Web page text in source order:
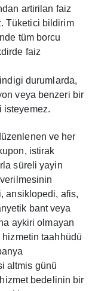
artirilan faiz
Tüketici bildirim
tüm borcu
faiz
durumlarda,
veya benzeri bir
isteyemez.
ve her
istirak
süreli yayin
ansiklopedi, afis,
bant veya
aykiri olmayan
taahhüdü
altmis günü
bedelinin bir